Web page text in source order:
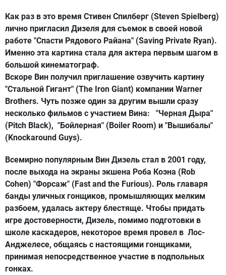
Как раз в это время Стивен Спилберг (Steven Spielberg)
лично пригласил Дизеля для съемок в своей новой
работе "Спасти Рядового Райана" (Saving Private Ryan).
Именно эта картина стала для актера первым шагом в
большой кинематограф.
Вскоре Вин получил приглашение озвучить картину
"Стальной Гигант" (The Iron Giant) компании Warner
Brothers. Чуть позже один за другим вышли сразу
несколько фильмов с участием Вина: "Черная Дыра"
(Pitch Black), "Бойлерная" (Boiler Room) и "Вышибалы"
(Knockaround Guys).
Всемирно популярным Вин Дизель стал в 2001 году,
после выхода на экраны экшена Роба Коэна (Rob
Cohen) "Форсаж" (Fast and the Furious). Роль главаря
банды уличных гонщиков, промышляющих мелким
разбоем, удалась актеру блестяще. Чтобы придать
игре достоверности, Дизель, помимо подготовки в
школе каскадеров, некоторое время провел в Лос-
Анджелесе, общаясь с настоящими гонщиками,
принимая непосредственное участие в подпольных
гонках.